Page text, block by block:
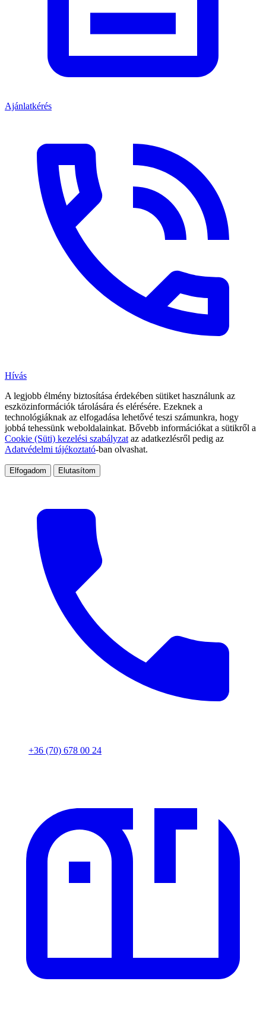
Ajánlatkérés
Hívás
A legjobb élmény biztosítása érdekében sütiket használunk az
eszközinformációk tárolására és elérésére. Ezeknek a
technológiáknak az elfogadása lehetővé teszi számunkra, hogy
jobbá tehessünk weboldalainkat. Bővebb információkat a sütikről a
Cookie (Süti) kezelési szabályzat az adatkezlésről pedig az
Adatvédelmi tájékoztató-ban olvashat.
Elfogadom Elutasítom
+36 (70) 678 00 24